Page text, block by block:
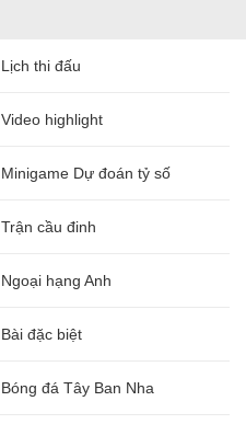
Lịch thi đấu
Video highlight
Minigame Dự đoán tỷ số
Trận cầu đinh
Ngoại hạng Anh
Bài đặc biệt
Bóng đá Tây Ban Nha